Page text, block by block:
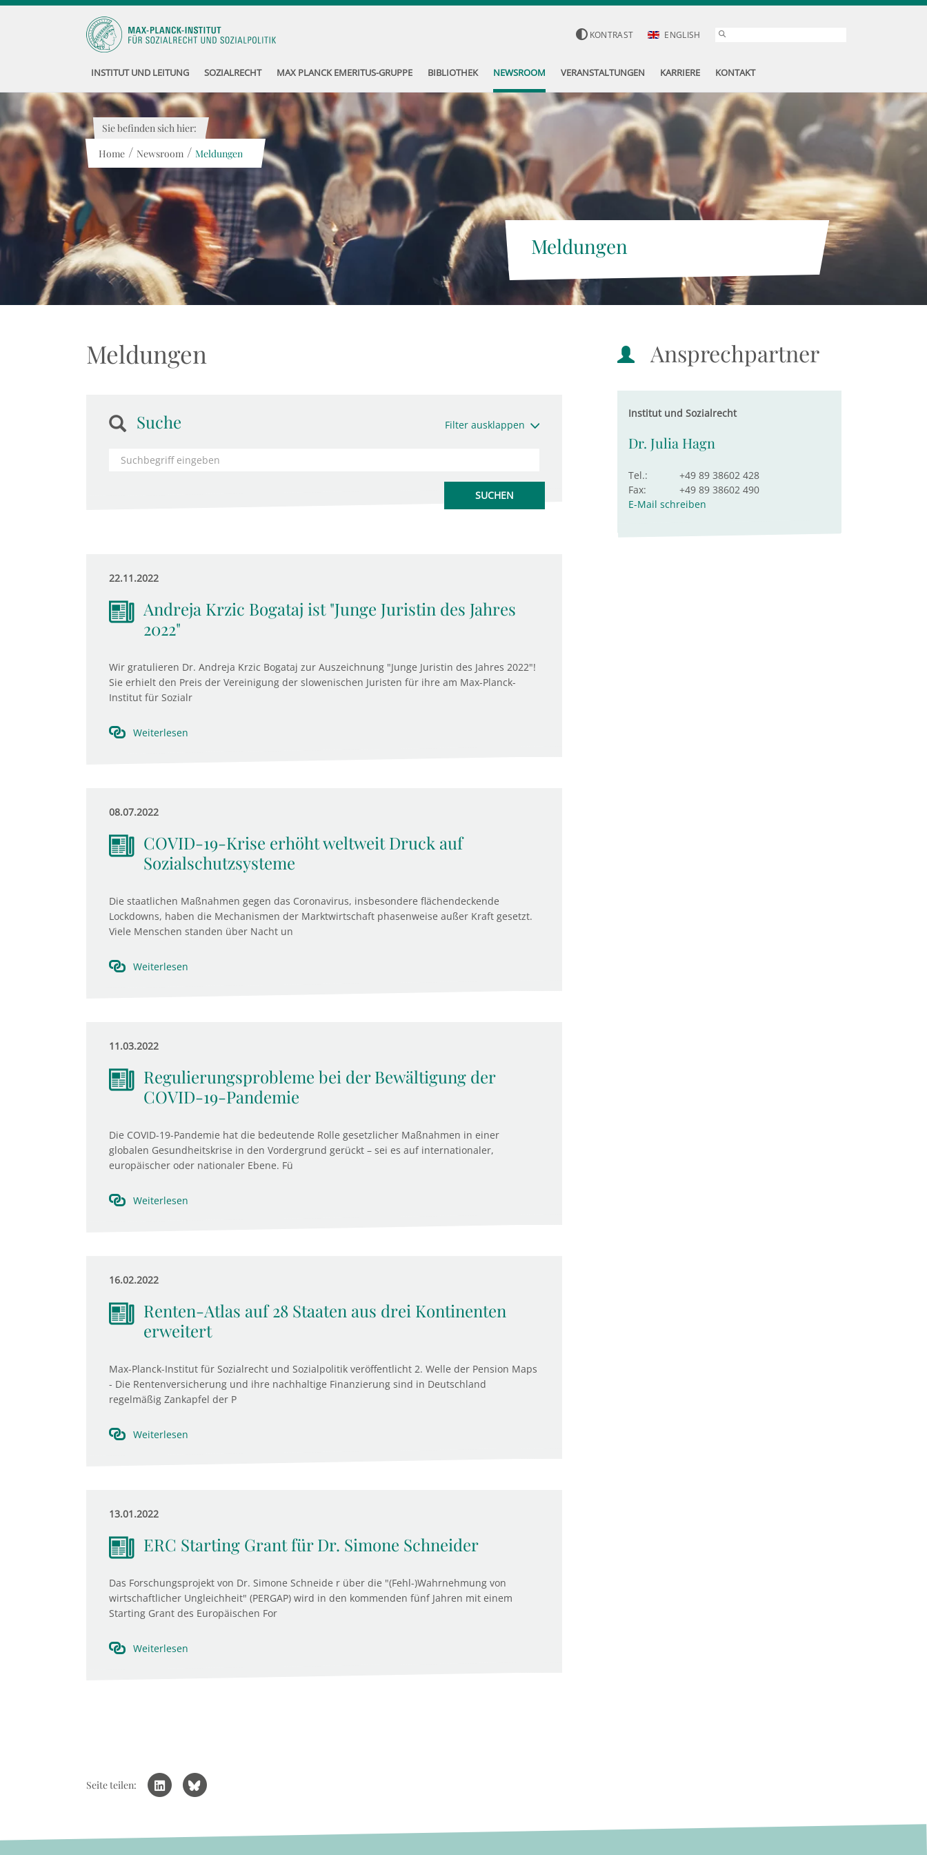
KONTRAST ENGLISH
INSTITUT UND LEITUNG SOZIALRECHT MAX PLANCK EMERITUS-GRUPPE BIBLIOTHEK NEWSROOM VERANSTALTUNGEN KARRIERE KONTAKT
Meldungen
Sie befinden sich hier:
Home / Newsroom / Meldungen
Meldungen
Suche Filter ausklappen
22.11.2022
Andreja Krzic Bogataj ist "Junge Juristin des Jahres
2022"
Wir gratulieren Dr. Andreja Krzic Bogataj zur Auszeichnung "Junge Juristin des Jahres 2022"!
Sie erhielt den Preis der Vereinigung der slowenischen Juristen für ihre am Max-Planck-
Institut für Sozialr
Weiterlesen
08.07.2022
COVID-19-Krise erhöht weltweit Druck auf
Sozialschutzsysteme
Die staatlichen Maßnahmen gegen das Coronavirus, insbesondere flächendeckende
Lockdowns, haben die Mechanismen der Marktwirtschaft phasenweise außer Kraft gesetzt.
Viele Menschen standen über Nacht un
Weiterlesen
11.03.2022
Regulierungsprobleme bei der Bewältigung der
COVID-19-Pandemie
Die COVID-19-Pandemie hat die bedeutende Rolle gesetzlicher Maßnahmen in einer
globalen Gesundheitskrise in den Vordergrund gerückt – sei es auf internationaler,
europäischer oder nationaler Ebene. Fü
Weiterlesen
16.02.2022
Renten-Atlas auf 28 Staaten aus drei Kontinenten
erweitert
Max-Planck-Institut für Sozialrecht und Sozialpolitik veröffentlicht 2. Welle der Pension Maps
- Die Rentenversicherung und ihre nachhaltige Finanzierung sind in Deutschland
regelmäßig Zankapfel der P
Weiterlesen
13.01.2022
ERC Starting Grant für Dr. Simone Schneider
Das Forschungsprojekt von Dr. Simone Schneide r über die "(Fehl-)Wahrnehmung von
wirtschaftlicher Ungleichheit" (PERGAP) wird in den kommenden fünf Jahren mit einem
Starting Grant des Europäischen For
Weiterlesen
Ansprechpartner
Institut und Sozialrecht
Dr. Julia Hagn
Tel.:
+49 89 38602 428
Fax:
+49 89 38602 490
E-Mail schreiben
Seite teilen: